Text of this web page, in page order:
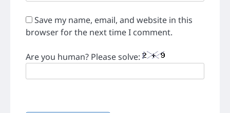
Save my name, email, and website in this
browser for the next time I comment.
Are you human? Please solve: